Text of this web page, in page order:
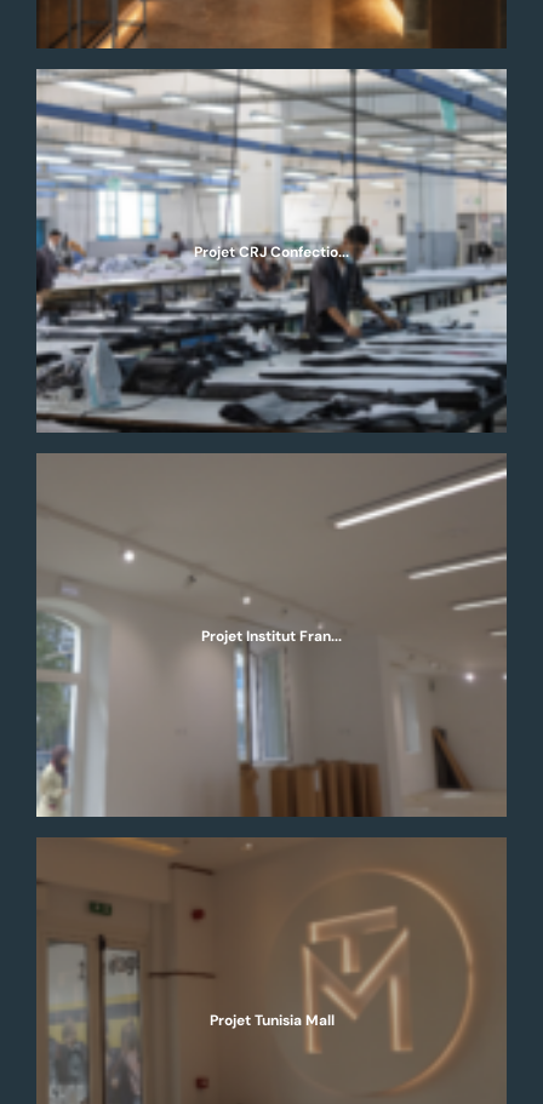
Projet CRJ Confectio...
Projet Institut Fran...
Projet Tunisia Mall